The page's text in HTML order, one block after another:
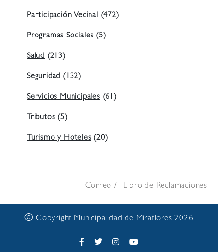
Participación Vecinal (472)
Programas Sociales (5)
Salud (213)
Seguridad (132)
Servicios Municipales (61)
Tributos (5)
Turismo y Hoteles (20)
Correo Libro de Reclamaciones
© Copyright Municipalidad de Miraflores 2026